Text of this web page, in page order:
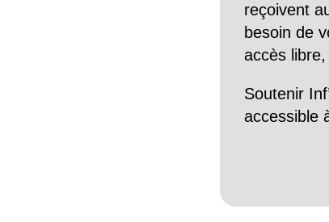
reçoivent
besoin de
accès libre,
Soutenir
accessible